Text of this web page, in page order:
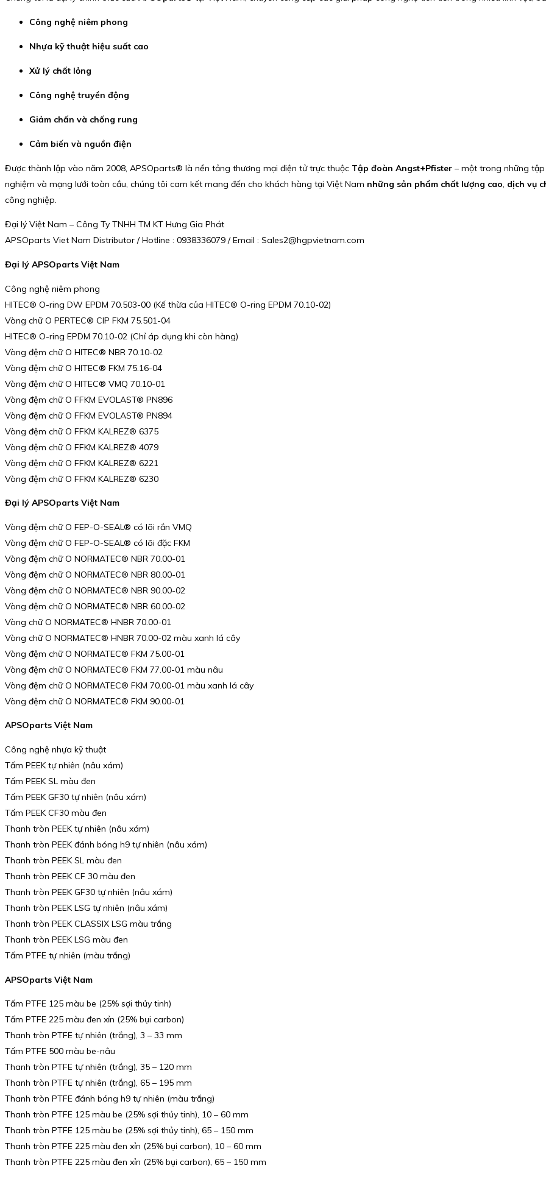
Công nghệ niêm phong
Nhựa kỹ thuật hiệu suất cao
Xử lý chất lỏng
Công nghệ truyền động
Giảm chấn và chống rung
Cảm biến và nguồn điện
Được thành lập vào năm 2008, APSOparts® là nền tảng thương mại điện tử trực thuộc Tập đoàn Angst+Pfister – một trong những
nghiệm và mạng lưới toàn cầu, chúng tôi cam kết mang đến cho khách hàng tại Việt Nam những sản phẩm chất lượng cao, dịch vụ
công nghiệp.
Đại lý Việt Nam – Công Ty TNHH TM KT Hưng Gia Phát
APSOparts Viet Nam Distributor / Hotline : 0938336079 / Email : Sales2@hgpvietnam.com
Đại lý APSOparts Việt Nam
Công nghệ niêm phong
HITEC® O-ring DW EPDM 70.503-00 (Kế thừa của HITEC® O-ring EPDM 70.10-02)
Vòng chữ O PERTEC® CIP FKM 75.501-04
HITEC® O-ring EPDM 70.10-02 (Chỉ áp dụng khi còn hàng)
Vòng đệm chữ O HITEC® NBR 70.10-02
Vòng đệm chữ O HITEC® FKM 75.16-04
Vòng đệm chữ O HITEC® VMQ 70.10-01
Vòng đệm chữ O FFKM EVOLAST® PN896
Vòng đệm chữ O FFKM EVOLAST® PN894
Vòng đệm chữ O FFKM KALREZ® 6375
Vòng đệm chữ O FFKM KALREZ® 4079
Vòng đệm chữ O FFKM KALREZ® 6221
Vòng đệm chữ O FFKM KALREZ® 6230
Đại lý APSOparts Việt Nam
Vòng đệm chữ O FEP-O-SEAL® có lõi rắn VMQ
Vòng đệm chữ O FEP-O-SEAL® có lõi đặc FKM
Vòng đệm chữ O NORMATEC® NBR 70.00-01
Vòng đệm chữ O NORMATEC® NBR 80.00-01
Vòng đệm chữ O NORMATEC® NBR 90.00-02
Vòng đệm chữ O NORMATEC® NBR 60.00-02
Vòng chữ O NORMATEC® HNBR 70.00-01
Vòng chữ O NORMATEC® HNBR 70.00-02 màu xanh lá cây
Vòng đệm chữ O NORMATEC® FKM 75.00-01
Vòng đệm chữ O NORMATEC® FKM 77.00-01 màu nâu
Vòng đệm chữ O NORMATEC® FKM 70.00-01 màu xanh lá cây
Vòng đệm chữ O NORMATEC® FKM 90.00-01
APSOparts Việt Nam
Công nghệ nhựa kỹ thuật
Tấm PEEK tự nhiên (nâu xám)
Tấm PEEK SL màu đen
Tấm PEEK GF30 tự nhiên (nâu xám)
Tấm PEEK CF30 màu đen
Thanh tròn PEEK tự nhiên (nâu xám)
Thanh tròn PEEK đánh bóng h9 tự nhiên (nâu xám)
Thanh tròn PEEK SL màu đen
Thanh tròn PEEK CF 30 màu đen
Thanh tròn PEEK GF30 tự nhiên (nâu xám)
Thanh tròn PEEK LSG tự nhiên (nâu xám)
Thanh tròn PEEK CLASSIX LSG màu trắng
Thanh tròn PEEK LSG màu đen
Tấm PTFE tự nhiên (màu trắng)
APSOparts Việt Nam
Tấm PTFE 125 màu be (25% sợi thủy tinh)
Tấm PTFE 225 màu đen xỉn (25% bụi carbon)
Thanh tròn PTFE tự nhiên (trắng), 3 – 33 mm
Tấm PTFE 500 màu be-nâu
Thanh tròn PTFE tự nhiên (trắng), 35 – 120 mm
Thanh tròn PTFE tự nhiên (trắng), 65 – 195 mm
Thanh tròn PTFE đánh bóng h9 tự nhiên (màu trắng)
Thanh tròn PTFE 125 màu be (25% sợi thủy tinh), 10 – 60 mm
Thanh tròn PTFE 125 màu be (25% sợi thủy tinh), 65 – 150 mm
Thanh tròn PTFE 225 màu đen xỉn (25% bụi carbon), 10 – 60 mm
Thanh tròn PTFE 225 màu đen xỉn (25% bụi carbon), 65 – 150 mm